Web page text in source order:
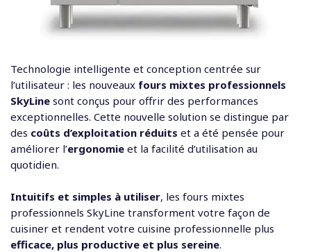
Technologie intelligente et conception centrée sur
l’utilisateur : les nouveaux fours mixtes professionnels
SkyLine sont conçus pour offrir des performances
exceptionnelles. Cette nouvelle solution se distingue par
des coûts d’exploitation réduits et a été pensée pour
améliorer l’ergonomie et la facilité d’utilisation au
quotidien.
Intuitifs et simples à utiliser, les fours mixtes
professionnels SkyLine transforment votre façon de
cuisiner et rendent votre cuisine professionnelle plus
efficace, plus productive et plus sereine.